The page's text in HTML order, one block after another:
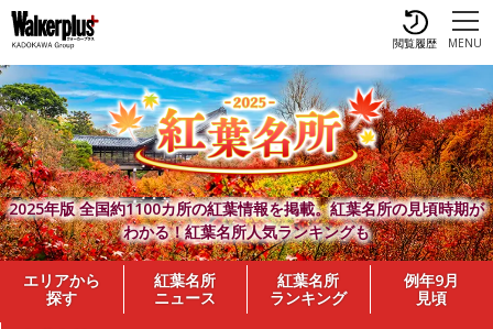
MENU
閲覧履歴
2025年版 全国約1100カ所の紅葉情報を掲載。紅葉名所の見頃時期が
わかる！紅葉名所人気ランキングも
エリアから
探す
紅葉名所
ニュース
紅葉名所
ランキング
例年9月
見頃